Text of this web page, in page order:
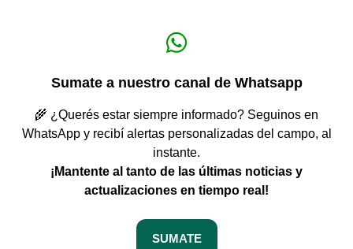
Sumate a nuestro canal de Whatsapp
🌾 ¿Querés estar siempre informado? Seguinos en
WhatsApp y recibí alertas personalizadas del campo, al
instante.
¡Mantente al tanto de las últimas noticias y
actualizaciones en tiempo real!
SUMATE